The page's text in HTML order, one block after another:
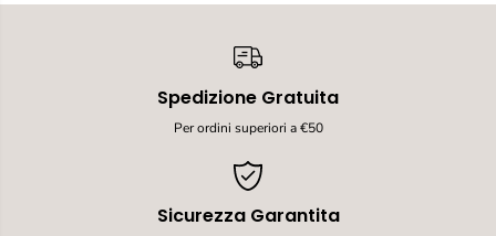
Spedizione Gratuita
Per ordini superiori a €50
Sicurezza Garantita